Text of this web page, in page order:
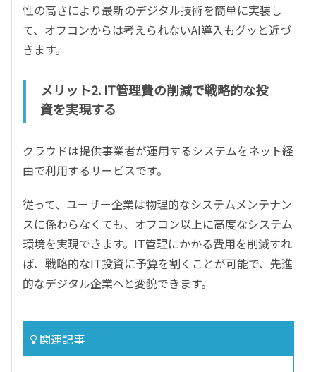
性の高さにより最新のデジタル技術を簡単に実装し
て、オフコンからは考えられないAI導入もグッと近づ
きます。
メリット2. IT管理費の削減で戦略的な投
資を実現する
クラウドは提供事業者が運用するシステムをネット経
由で利用するサービスです。
従って、ユーザー企業は物理的なシステムメンテナン
スに係わらなくても、オフコン以上に高度なシステム
環境を実現できます。IT管理にかかる費用を削減すれ
ば、戦略的なIT投資に予算を割くことが可能で、先進
的なデジタル企業へと変貌できます。
関連記事